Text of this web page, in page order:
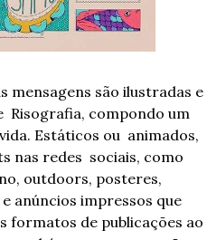
Risografia, compondo um
Estáticos ou  animados,
nas redes  sociais, como
outdoors, posteres,
anúncios impressos que
formatos de publicações ao